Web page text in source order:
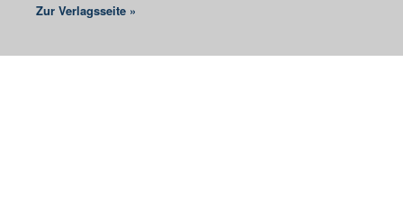
Zur Verlagsseite »